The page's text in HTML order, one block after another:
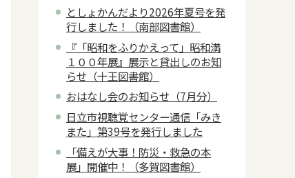
としょかんだより2026年夏号を発
行しました！（南部図書館）
『「昭和をふりかえって」昭和満
１００年展』展示と貸出しのお知
らせ（十王図書館）
おはなし会のお知らせ（7月分）
日立市視聴覚センター通信「みき
また」第39号を発行しました
「備えが大事！防災・救急の本
展」開催中！（多賀図書館）